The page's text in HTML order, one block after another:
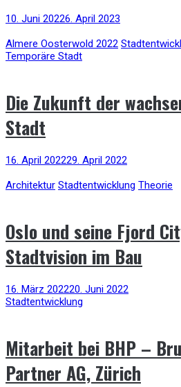
10. Juni 20226. April 2023
Almere Oosterwold 2022
Temporäre Stadt
Die Zukunft der
Stadt
16. April 202229. April 2022
Architektur Stadtentwicklung Theorie
Oslo und seine Fjord
Stadtvision im Bau
16. März 202220. Juni 2022
Stadtentwicklung
Mitarbeit bei BHP –
Partner AG, Zürich